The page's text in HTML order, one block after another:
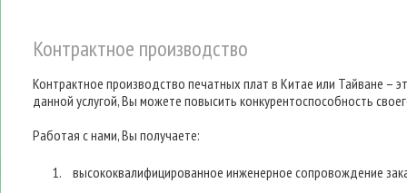
Контрактное производство
Контрактное производство печатных плат в Китае или Тайване –
данной услугой, Вы можете повысить конкурентоспособность
Работая с нами, Вы получаете:
высококвалифицированное инженерное сопровождение